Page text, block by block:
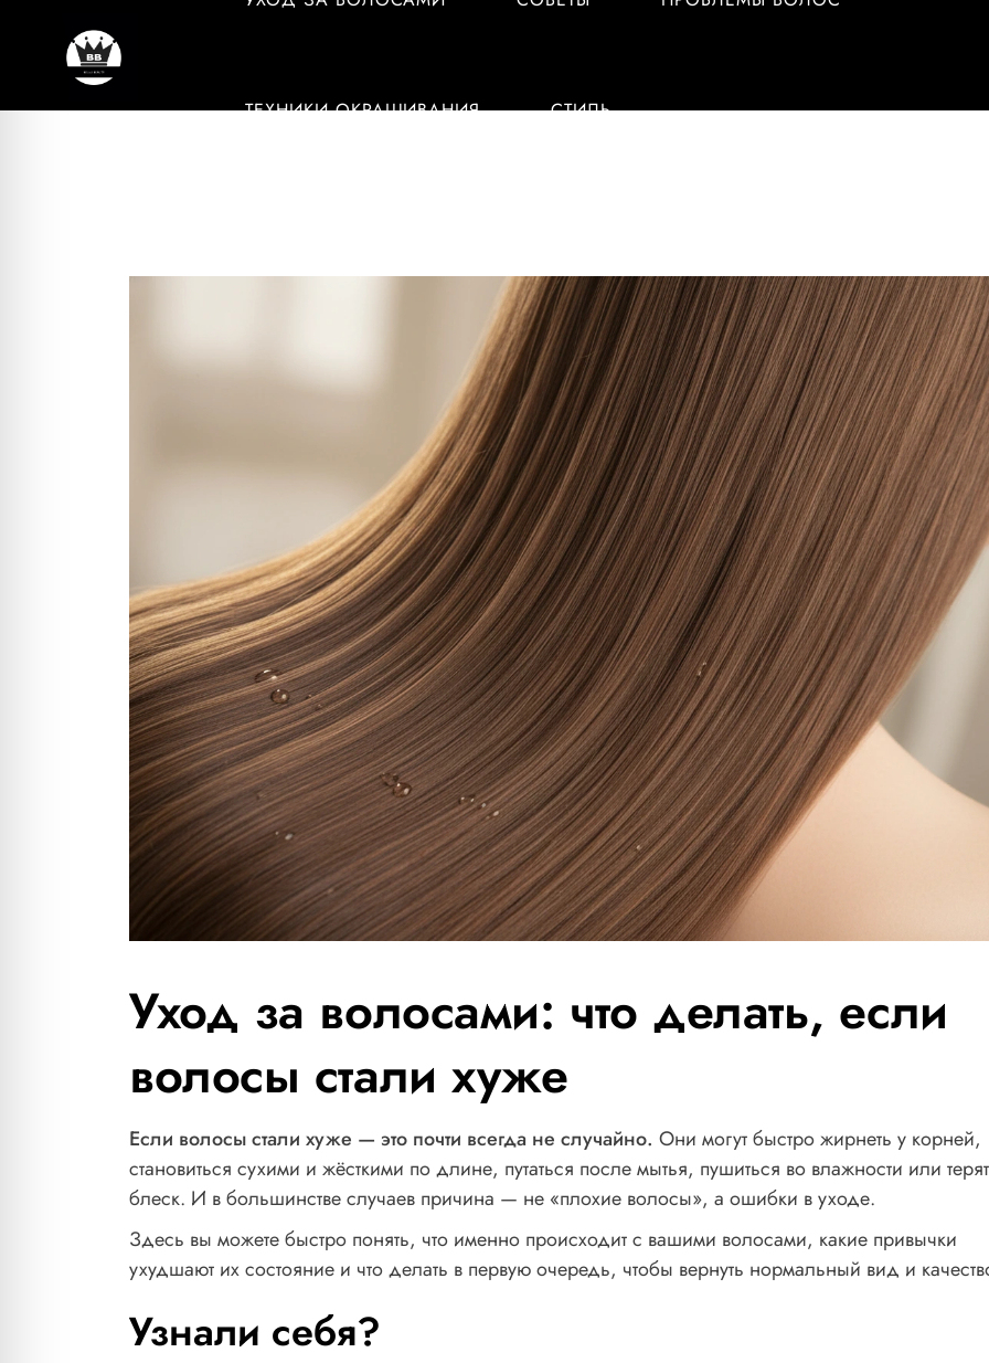
ТЕХНИКИ ОКРАШИВАНИЯ СТИЛЬ
Уход за волосами: что делать, если
волосы стали хуже
Если волосы стали хуже — это почти всегда не случайно. Они могут быстро жирнеть у корней,
становиться сухими и жёсткими по длине, путаться после мытья, пушиться во влажности или
блеск. И в большинстве случаев причина — не «плохие волосы», а ошибки в уходе.
Здесь вы можете быстро понять, что именно происходит с вашими волосами, какие привычки
ухудшают их состояние и что делать в первую очередь, чтобы вернуть нормальный вид и
Узнали себя?